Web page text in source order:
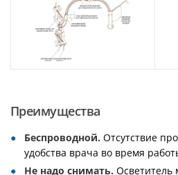
Преимущества
Беспроводной. Отсутствие
удобства врача во время
Не надо снимать. Осветитель